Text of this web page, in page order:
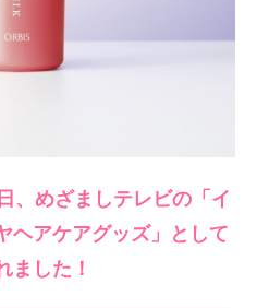
、めざましテレビの「イ
ヘアケアグッズ」として
ました！